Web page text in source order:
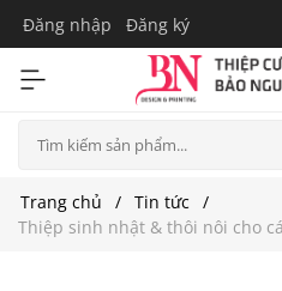
Đăng nhập Đăng ký
Trang chủ
Tin tức
Thiệp sinh nhật & thôi nôi cho